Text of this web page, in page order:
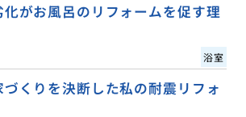
化がお風呂のリフォームを促す理
浴室
くりを決断した私の耐震リフォ